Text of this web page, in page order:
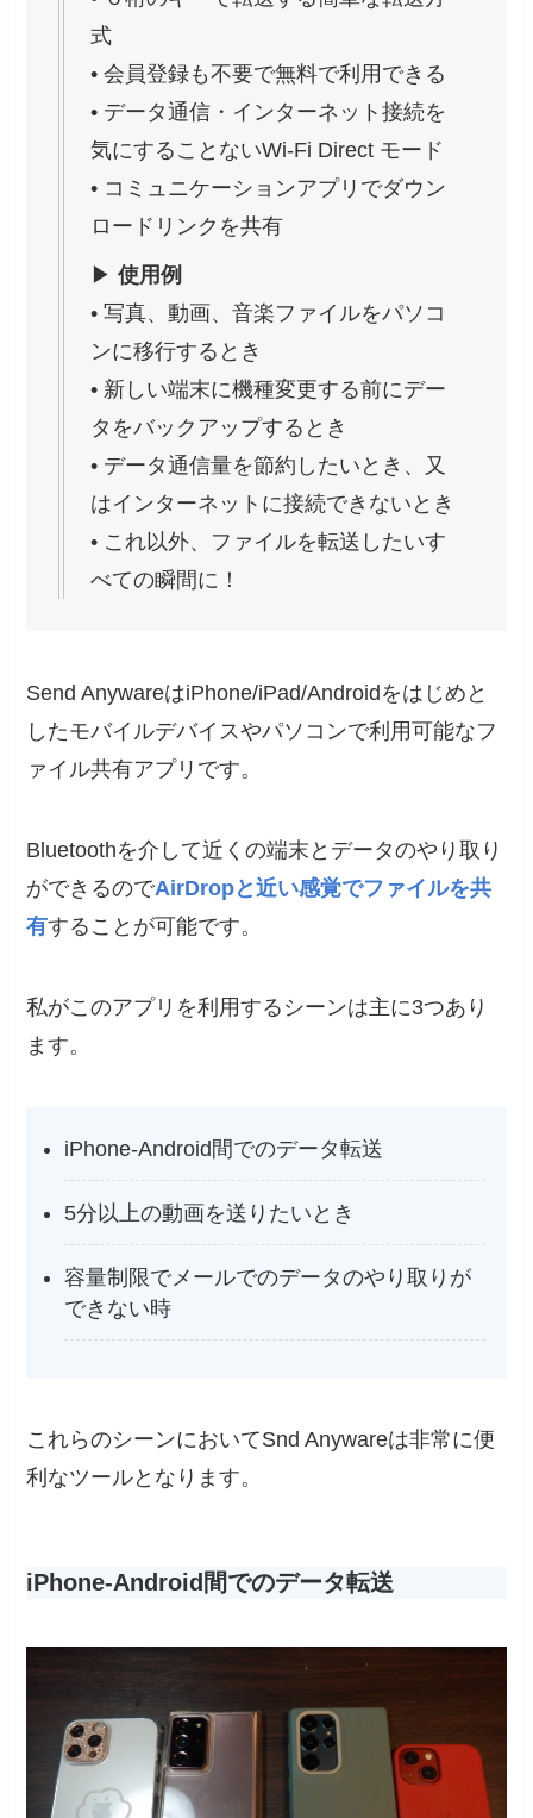
式
• 会員登録も不要で無料で利用できる
• データ通信・インターネット接続を
気にすることないWi-Fi Direct モード
• コミュニケーションアプリでダウン
ロードリンクを共有
▶使用例
• 写真、動画、音楽ファイルをパソコ
ンに移行するとき
• 新しい端末に機種変更する前にデー
タをバックアップするとき
• データ通信量を節約したいとき、又
はインターネットに接続できないとき
• これ以外、ファイルを転送したいす
べての瞬間に！
Send AnywareはiPhone/iPad/Androidをはじめと
したモバイルデバイスやパソコンで利用可能なフ
ァイル共有アプリです。
Bluetoothを介して近くの端末とデータのやり取り
ができるのでAirDropと近い感覚でファイルを共
有することが可能です。
私がこのアプリを利用するシーンは主に3つあり
ます。
iPhone-Android間でのデータ転送
5分以上の動画を送りたいとき
容量制限でメールでのデータのやり取りが
できない時
これらのシーンにおいてSnd Anywareは非常に便
利なツールとなります。
iPhone-Android間でのデータ転送